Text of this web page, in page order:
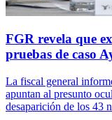
FGR revela que
pruebas de caso
La fiscal general
apuntan al presunto
desaparición de los 43